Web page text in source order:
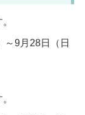
～9月28日（日